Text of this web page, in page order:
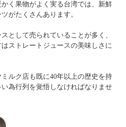
く果物がよく実る台湾では、新鮮
がたくさんあります。
として売られていることが多く、
ストレートジュースの美味しさに
ルク店も既に40年以上の歴史を持
為行列を覚悟しなければなりませ